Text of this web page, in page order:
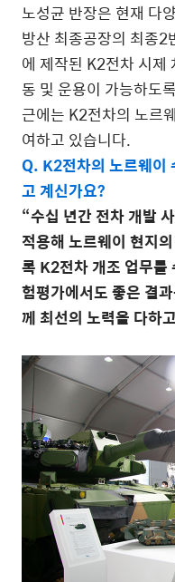
노성균 반장은 현재 다
방산 최종공장의 최종2
에 제작된 K2전차 시제
동 및 운용이 가능하도
근에는 K2전차의 노르
여하고 있습니다.
Q. K2전차의 노르웨이
고 계신가요?
“수십 년간 전차 개발
적용해 노르웨이 현지
록 K2전차 개조 업무를
험평가에서도 좋은 결
께 최선의 노력을 다하